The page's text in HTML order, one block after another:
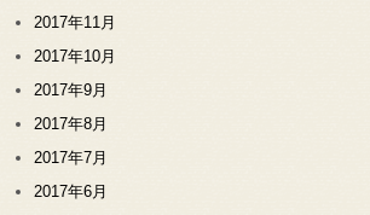
2017年11月
2017年10月
2017年9月
2017年8月
2017年7月
2017年6月